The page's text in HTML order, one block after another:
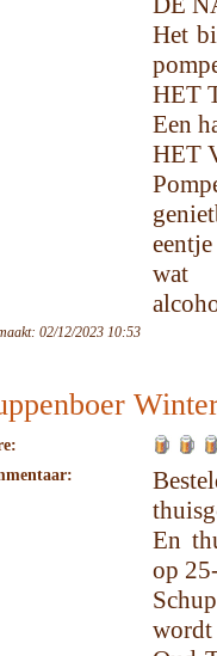
Het
HET
Een
HET
wat
02/12/2023 10:53
En
op